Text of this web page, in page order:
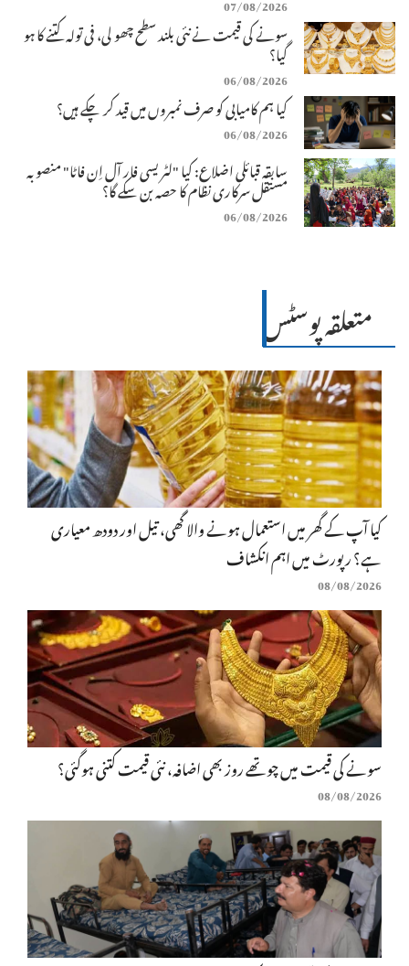
سونے کی قیمت نے نئی بلند سطح چھو لی، فی تولہ کتنے کا ہو
گیا؟
06/08/2026
کیا ہم کامیابی کو صرف نمبروں میں قید کر چکے ہیں؟
06/08/2026
سابقہ قبائلی اضلاع: کیا "لٹریسی فار آل اِن فاٹا" منصوبہ
مستقل سرکاری نظام کا حصہ بن سکے گا؟
06/08/2026
متعلقہ پوسٹس
کیا آپ کے گھر میں استعمال ہونے والا گھی، تیل اور دودھ معیاری
ہے؟ رپورٹ میں اہم انکشاف
08/08/2026
سونے کی قیمت میں چوتھے روز بھی اضافہ، نئی قیمت کتنی ہوگئی؟
08/08/2026